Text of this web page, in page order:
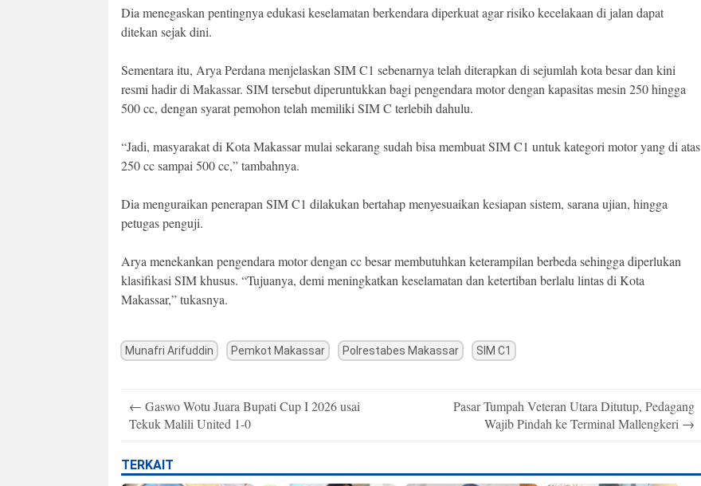
Dia menegaskan pentingnya edukasi keselamatan berkendara diperkuat agar risiko kecelakaan di jalan dapat
ditekan sejak dini.
Sementara itu, Arya Perdana menjelaskan SIM C1 sebenarnya telah diterapkan di sejumlah kota besar dan kini
resmi hadir di Makassar. SIM tersebut diperuntukkan bagi pengendara motor dengan kapasitas mesin 250 hingga
500 cc, dengan syarat pemohon telah memiliki SIM C terlebih dahulu.
“Jadi, masyarakat di Kota Makassar mulai sekarang sudah bisa membuat SIM C1 untuk kategori motor yang di atas
250 cc sampai 500 cc,” tambahnya.
Dia menguraikan penerapan SIM C1 dilakukan bertahap menyesuaikan kesiapan sistem, sarana ujian, hingga
petugas penguji.
Arya menekankan pengendara motor dengan cc besar membutuhkan keterampilan berbeda sehingga diperlukan
klasifikasi SIM khusus. “Tujuanya, demi meningkatkan keselamatan dan ketertiban berlalu lintas di Kota
Makassar,” tukasnya.
Munafri Arifuddin Pemkot Makassar Polrestabes Makassar SIM C1
navigation
← Gaswo Wotu Juara Bupati Cup I 2026 usai
Tekuk Malili United 1-0
Pasar Tumpah Veteran Utara Ditutup, Pedagang
Wajib Pindah ke Terminal Mallengkeri →
TERKAIT